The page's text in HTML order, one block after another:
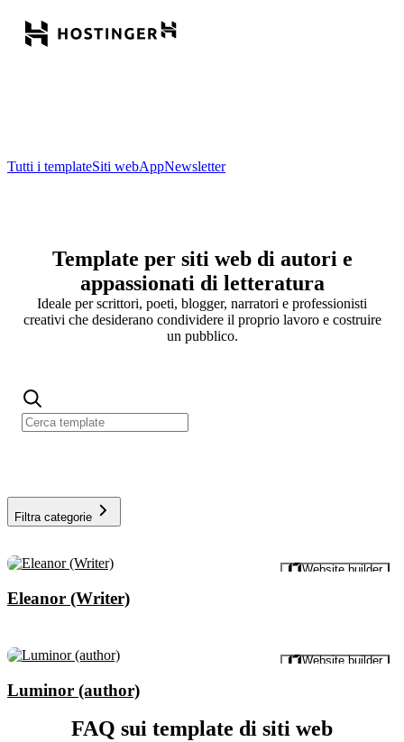
Tutti i templateSiti webAppNewsletter
Template per siti web di autori e
appassionati di letteratura
Ideale per scrittori, poeti, blogger, narratori e professionisti
creativi che desiderano condividere il proprio lavoro e costruire
un pubblico.
Filtra categorie
Website builder
Eleanor (Writer)
Website builder
Luminor (author)
FAQ sui template di siti web